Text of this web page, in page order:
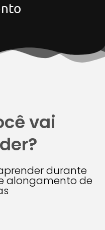
vai
durante
alongamento de